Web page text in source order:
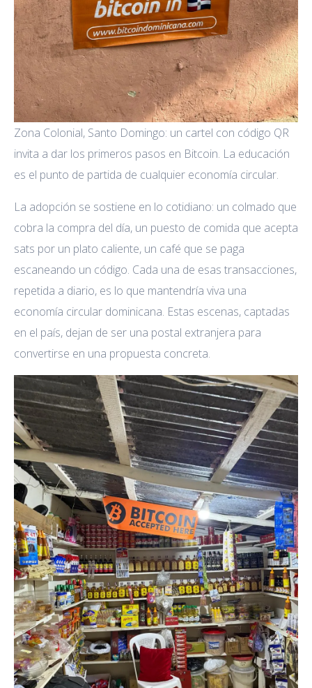
Zona Colonial, Santo Domingo: un cartel con código QR
invita a dar los primeros pasos en Bitcoin. La educación
es el punto de partida de cualquier economía circular.
La adopción se sostiene en lo cotidiano: un colmado que
cobra la compra del día, un puesto de comida que acepta
sats por un plato caliente, un café que se paga
escaneando un código. Cada una de esas transacciones,
repetida a diario, es lo que mantendría viva una
economía circular dominicana. Estas escenas, captadas
en el país, dejan de ser una postal extranjera para
convertirse en una propuesta concreta.